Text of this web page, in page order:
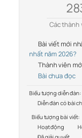
Các thành
Bài viết mới
nhất năm 2026?
Thành viên
Bài chưa đọc
Biểu tượng diễn đàn:
Diễn đàn có bài
Biểu tượng bài viết:
Hoạt động